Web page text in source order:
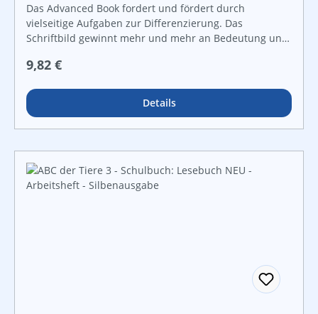
Das Advanced Book fordert und fördert durch
vielseitige Aufgaben zur Differenzierung. Das
Schriftbild gewinnt mehr und mehr an Bedeutung und
kleine tasks ausführen, dadurch werden Leistungen
Regulärer Preis:
9,82 €
Details